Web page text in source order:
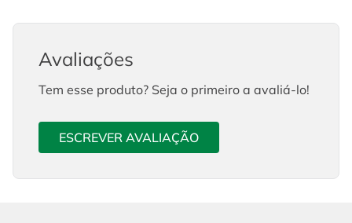
Avaliações
Tem esse produto? Seja o primeiro a avaliá-lo!
ESCREVER AVALIAÇÃO